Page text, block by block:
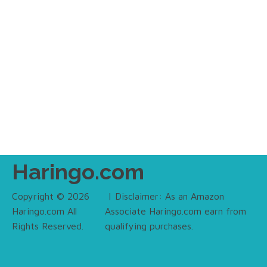
Haringo.com
Copyright © 2026
Haringo.com All
Rights Reserved.
| Disclaimer: As an Amazon
Associate Haringo.com earn from
qualifying purchases.